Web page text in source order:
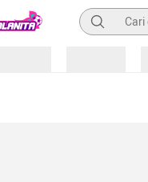
Pencarian